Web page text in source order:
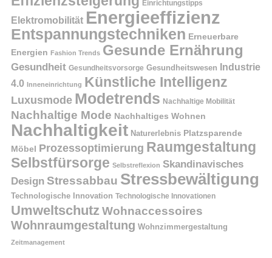
Einrichtungstipps
Elektromobilität Energieeffizienz
Entspannungstechniken Erneuerbare
Energien Fashion Trends Gesunde Ernährung
Gesundheit Gesundheitsvorsorge Gesundheitswesen Industrie
4.0 Inneneinrichtung Künstliche Intelligenz
Luxusmode Modetrends Nachhaltige Mobilität
Nachhaltige Mode Nachhaltiges Wohnen
Nachhaltigkeit Naturerlebnis Platzsparende
Möbel
Prozessoptimierung Raumgestaltung
Selbstfürsorge Selbstreflexion Skandinavisches
Design Stressabbau Stressbewältigung
Technologische Innovation Technologische Innovationen
Umweltschutz Wohnaccessoires
Wohnraumgestaltung Wohnzimmergestaltung
Zeitmanagement